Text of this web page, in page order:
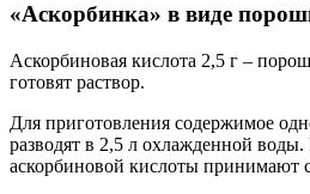
«Аскорбинка» в виде
Аскорбиновая кислота 2,5 г –
готовят раствор.
Для приготовления содержимое
разводят в 2,5 л охлажденной
аскорбиновой кислоты принимают